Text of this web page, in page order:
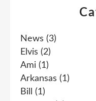
News (3)
Elvis (2)
Ami (1)
Arkansas (1)
Bill
(1)